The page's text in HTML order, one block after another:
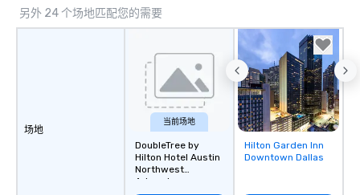
Smacking Foodie Tours, the entire
signature dishes at each restaurant.
Our affordable tours are priced per
person with tax and gratuities
included. The only thing not included
are drinks. However, a beverage
package upgrade is available, which
provides guests a signature cocktail
另外 24 个场地匹配您的需要
场地
当前场地
DoubleTree by
Hilton Hotel Austin
Northwest
Arboretum
Removed from
favorites
Hilton Garden Inn
Downtown Dallas